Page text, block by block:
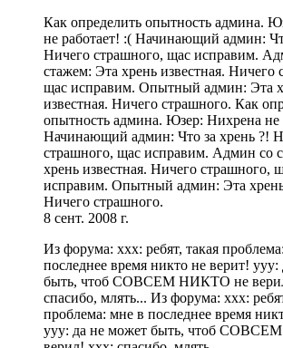
Как определить опытность админа.
не работает! :( Начинающий админ:
Ничего страшного, щас исправим.
стажем: Эта хрень известная. Ничего
щас исправим. Опытный админ: Эта
известная. Ничего страшного. Как
опытность админа. Юзер: Нихрена не
Начинающий админ: Что за хрень ?!
страшного, щас исправим. Админ со
хрень известная. Ничего страшного,
исправим. Опытный админ: Эта хрень
Ничего страшного.
8 сент. 2008 г.
Из форума: xxx: ребят, такая
последнее время никто не верит!
быть, чтоб СОВСЕМ НИКТО не
спасибо, млять... Из форума: xxx:
проблема: мне в последнее время
yyy: да не может быть, чтоб